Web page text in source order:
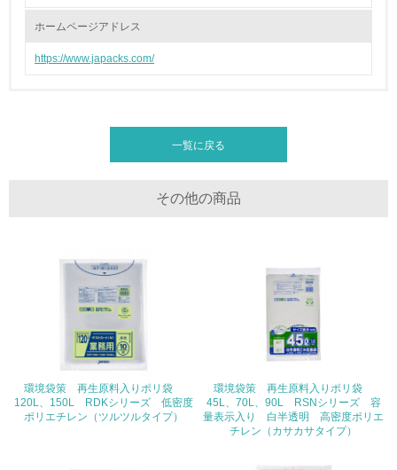
<L1> 資源（投入原料、水等）とエネルギー（電力、重
油、ガス）の使用量削減の取り組みを行っている
10.
環境配慮型製品・サービスの製造・販売
<L1> 環境配慮型製品・サービスの製造・販売を積極的に
行っている
12.
ホームページアドレス
https://www.japacks.com/
一覧に戻る
その他の商品
環境袋策 再生原料入りポリ袋
120L、150L RDKシリーズ 低密度
ポリエチレン（ツルツルタイプ）
環境袋策 再生原料入りポリ袋
45L、70L、90L RSNシリーズ 容
量表示入り 白半透明 高密度ポリエ
チレン（カサカサタイプ）